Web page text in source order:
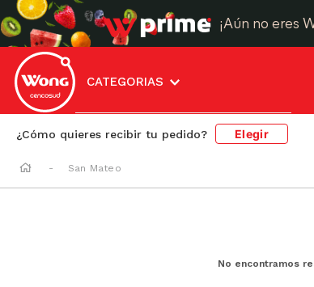
¡Aún no eres
CATEGORIAS
¿Cómo quieres recibir tu pedido? Elegir
San Mateo
No encontramos